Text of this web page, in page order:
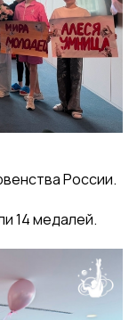
России.
14 медалей.